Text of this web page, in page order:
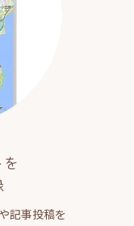
記事投稿を